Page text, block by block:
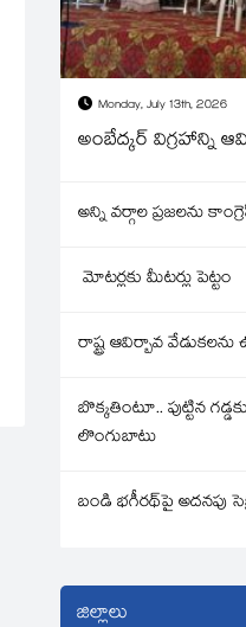
Monday, July 13th, 2026
అంబేద్కర్ విగ్రహాన్ని
అన్ని వర్గాల ప్రజలను
మోటర్లకు మీటర్లు పెట్టం
రాష్ట్ర ఆవిర్బావ
బొక్కతింటూ.. పుట్టిన
లొంగుబాటు
బండి భగీరథ్‌పై అదనపు